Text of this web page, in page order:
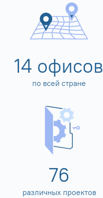
14 офисов
по всей стране
80
различных проектов